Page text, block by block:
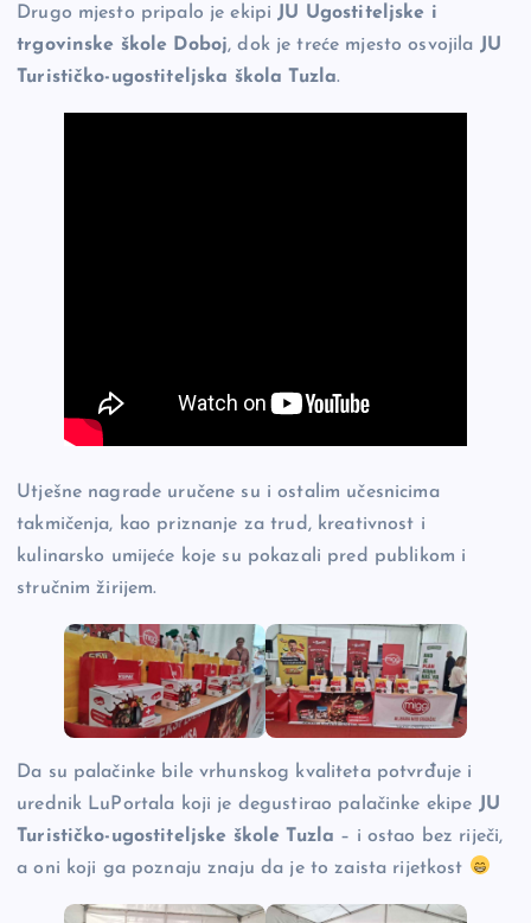
Drugo mjesto pripalo je ekipi JU Ugostiteljske i
trgovinske škole Doboj, dok je treće mjesto osvojila JU
Turističko-ugostiteljska škola Tuzla.
Utješne nagrade uručene su i ostalim učesnicima
takmičenja, kao priznanje za trud, kreativnost i
kulinarsko umijeće koje su pokazali pred publikom i
stručnim žirijem.
Da su palačinke bile vrhunskog kvaliteta potvrđuje i
urednik LuPortala koji je degustirao palačinke ekipe JU
Turističko-ugostiteljske škole Tuzla – i ostao bez riječi,
a oni koji ga poznaju znaju da je to zaista rijetkost